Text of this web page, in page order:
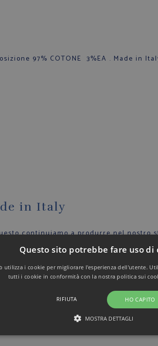
97% COTONE 3%EA . Made in
in Italy
continuiamo a produrre nel
contraddistingue lo stile Italiano nel
dai nostri collaboratori, in
Questo sito potrebbe fare uso di
utilizza i cookie per migliorare l'esperienza dell'utente.
tutti i cookie in conformità con la nostra politica sui
HO CAPITO
RIFIUTA
MOSTRA DETTAGLI